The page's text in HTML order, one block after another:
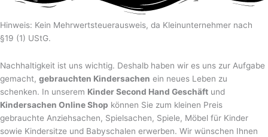
Hinweis: Kein Mehrwertsteuerausweis, da Kleinunternehmer nach
§19 (1) UStG.
Nachhaltigkeit ist uns wichtig. Deshalb haben wir es uns zur Aufgabe
gemacht, gebrauchten Kindersachen ein neues Leben zu
schenken. In unserem Kinder Second Hand Geschäft und
Kindersachen Online Shop können Sie zum kleinen Preis
gebrauchte Anziehsachen, Spiel­sachen, Spiele, Möbel für Kinder
sowie Kindersitze und Babyschalen erwerben. Wir wünschen Ihnen